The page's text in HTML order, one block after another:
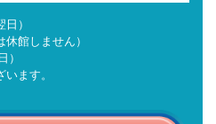
）
館しません）
）
ます。